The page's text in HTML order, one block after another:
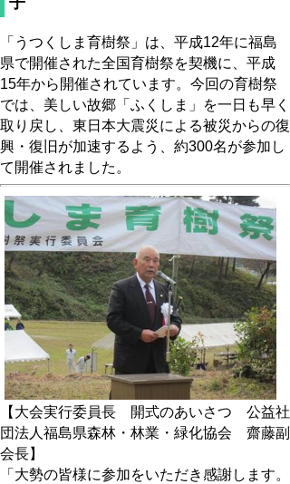
「うつくしま育樹祭」は、平成12年に福島
県で開催された全国育樹祭を契機に、平成
15年から開催されています。今回の育樹祭
では、美しい故郷「ふくしま」を一日も早く
取り戻し、東日本大震災による被災からの復
興・復旧が加速するよう、約300名が参加し
て開催されました。
【大会実行委員長 開式のあいさつ 公益社
団法人福島県森林・林業・緑化協会 齋藤副
会長】
「大勢の皆様に参加をいただき感謝します。